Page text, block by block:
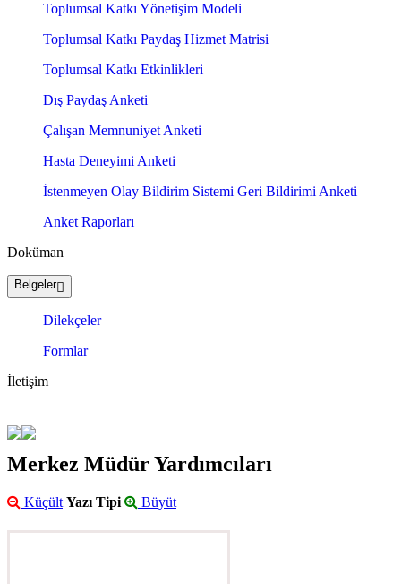
Toplumsal Katkı Yönetişim Modeli
Toplumsal Katkı Paydaş Hizmet Matrisi
Toplumsal Katkı Etkinlikleri
Dış Paydaş Anketi
Çalışan Memnuniyet Anketi
Hasta Deneyimi Anketi
İstenmeyen Olay Bildirim Sistemi Geri Bildirimi Anketi
Anket Raporları
Doküman
Belgeler
Dilekçeler
Formlar
İletişim
Merkez Müdür Yardımcıları
Küçült Yazı Tipi Büyüt